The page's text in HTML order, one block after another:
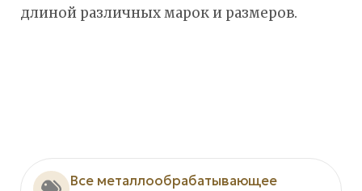
длиной различных марок и размеров.
Все металлообрабатывающее